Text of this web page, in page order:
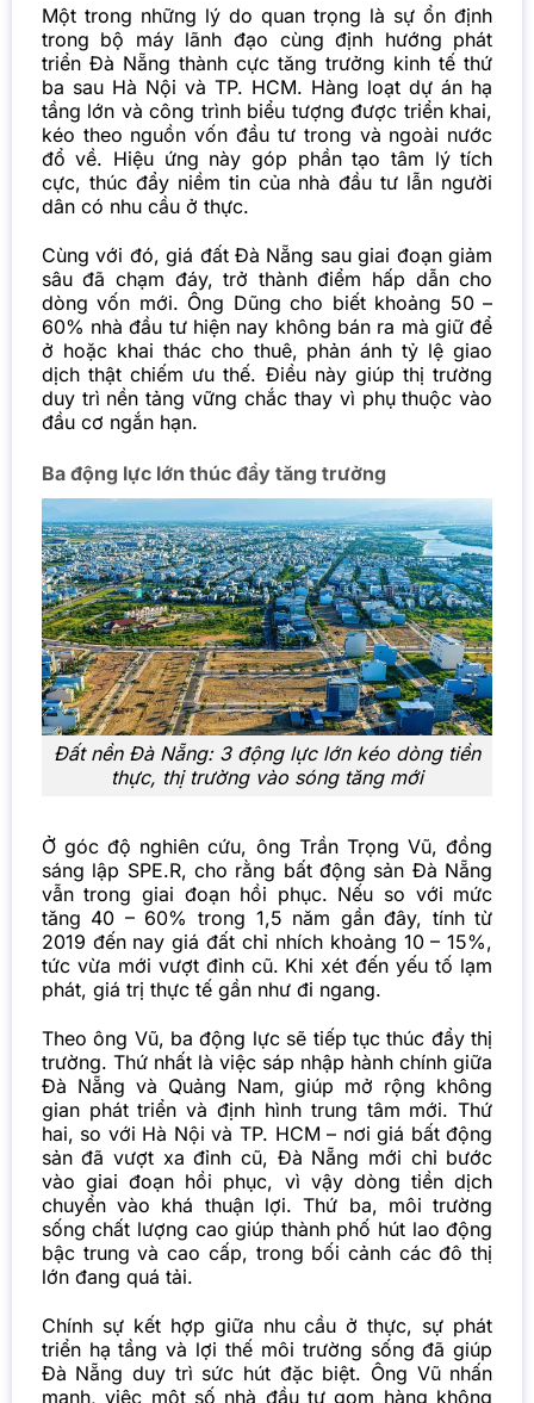
Một trong những lý do quan trọng là sự ổn định
trong bộ máy lãnh đạo cùng định hướng phát
triển Đà Nẵng thành cực tăng trưởng kinh tế thứ
ba sau Hà Nội và TP. HCM. Hàng loạt dự án hạ
tầng lớn và công trình biểu tượng được triển khai,
kéo theo nguồn vốn đầu tư trong và ngoài nước
đổ về. Hiệu ứng này góp phần tạo tâm lý tích
cực, thúc đẩy niềm tin của nhà đầu tư lẫn người
dân có nhu cầu ở thực.
Cùng với đó, giá đất Đà Nẵng sau giai đoạn giảm
sâu đã chạm đáy, trở thành điểm hấp dẫn cho
dòng vốn mới. Ông Dũng cho biết khoảng 50 –
60% nhà đầu tư hiện nay không bán ra mà giữ để
ở hoặc khai thác cho thuê, phản ánh tỷ lệ giao
dịch thật chiếm ưu thế. Điều này giúp thị trường
duy trì nền tảng vững chắc thay vì phụ thuộc vào
đầu cơ ngắn hạn.
Ba động lực lớn thúc đẩy tăng trưởng
Đất nền Đà Nẵng: 3 động lực lớn kéo dòng tiền
thực, thị trường vào sóng tăng mới
Ở góc độ nghiên cứu, ông Trần Trọng Vũ, đồng
sáng lập SPE.R, cho rằng bất động sản Đà Nẵng
vẫn trong giai đoạn hồi phục. Nếu so với mức
tăng 40 – 60% trong 1,5 năm gần đây, tính từ
2019 đến nay giá đất chỉ nhích khoảng 10 – 15%,
tức vừa mới vượt đỉnh cũ. Khi xét đến yếu tố lạm
phát, giá trị thực tế gần như đi ngang.
Theo ông Vũ, ba động lực sẽ tiếp tục thúc đẩy thị
trường. Thứ nhất là việc sáp nhập hành chính giữa
Đà Nẵng và Quảng Nam, giúp mở rộng không
gian phát triển và định hình trung tâm mới. Thứ
hai, so với Hà Nội và TP. HCM – nơi giá bất động
sản đã vượt xa đỉnh cũ, Đà Nẵng mới chỉ bước
vào giai đoạn hồi phục, vì vậy dòng tiền dịch
chuyển vào khá thuận lợi. Thứ ba, môi trường
sống chất lượng cao giúp thành phố hút lao động
bậc trung và cao cấp, trong bối cảnh các đô thị
lớn đang quá tải.
Chính sự kết hợp giữa nhu cầu ở thực, sự phát
triển hạ tầng và lợi thế môi trường sống đã giúp
Đà Nẵng duy trì sức hút đặc biệt. Ông Vũ nhấn
mạnh, việc một số nhà đầu tư gom hàng không